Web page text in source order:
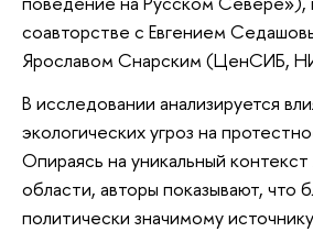
соавторстве с Евгением
Ярославом Снарским (ЦенСИБ,
В исследовании анализируется
экологических угроз на
Опираясь на уникальный
области, авторы показывают, что
политически значимому